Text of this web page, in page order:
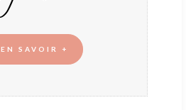
EN SAVOIR +